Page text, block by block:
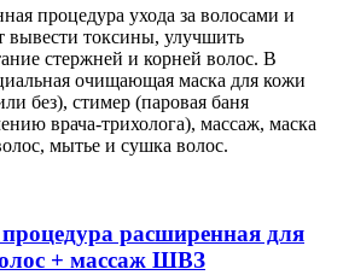
процедура ухода за волосами и
токсины, улучшить
стержней и корней волос. В
очищающая маска для кожи
без), стимер (паровая баня
врача-трихолога), массаж, маска
мытье и сушка волос.
расширенная для
+ массаж ШВЗ